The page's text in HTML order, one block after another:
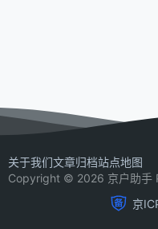
关于我们文章归档站点地图
Copyright © 2026 京户助手
京